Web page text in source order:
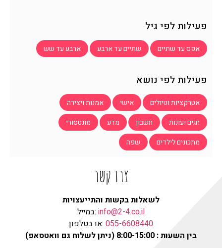
פעילות לפי גיל
אפס עד שתיים שתיים עד ארבע ארבע עד שש
פעילות לפי נושא
אטרקציות וטיולים אישי
אמנות ויצירה
חגים ועונות
חשבון מדע
מונטסורי
מתכונים לילדים
שפה
צרו קשר
לשאלות בקשות והתייעצויות
info@2-4.co.il :במייל
055-6608440 :או בטלפון
בין השעות : 8:00-15:00 (ניתן לשלוח גם וואטסאפ)